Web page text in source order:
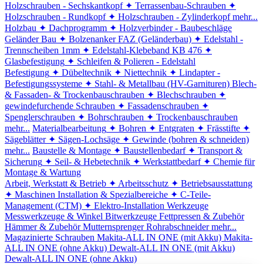
Holzschrauben - Sechskantkopf ✦ Terrassenbau-Schrauben ✦
Holzschrauben - Rundkopf ✦ Holzschrauben - Zylinderkopf mehr...
Holzbau ✦ Dachprogramm ✦ Holzverbinder - Baubeschläge
Geländer Bau ✦ Bolzenanker FAZ (Geländerbau) ✦ Edelstahl -
Trennscheiben 1mm ✦ Edelstahl-Klebeband KB 476 ✦
Glasbefestigung ✦ Schleifen & Polieren - Edelstahl
Befestigung ✦ Dübeltechnik ✦ Niettechnik ✦ Lindapter -
Befestigungssysteme ✦ Stahl- & Metallbau (HV-Garnituren) Blech-
& Fassaden- & Trockenbauschrauben ✦ Blechschrauben ✦
gewindefurchende Schrauben ✦ Fassadenschrauben ✦
Spenglerschrauben ✦ Bohrschrauben ✦ Trockenbauschrauben
mehr... Materialbearbeitung ✦ Bohren ✦ Entgraten ✦ Frässtifte ✦
Sägeblätter ✦ Sägen-Lochsäge ✦ Gewinde (bohren & schneiden)
mehr... Baustelle & Montage ✦ Baustellenbedarf ✦ Transport &
Sicherung ✦ Seil- & Hebetechnik ✦ Werkstattbedarf ✦ Chemie für
Montage & Wartung
Arbeit, Werkstatt & Betrieb ✦ Arbeitsschutz ✦ Betriebsausstattung
✦ Maschinen Installation & Spezialbereiche ✦ C-Teile-
Management (CTM) ✦ Elektro-Installation Werkzeuge
Messwerkzeuge & Winkel Bitwerkzeuge Fettpressen & Zubehör
Hämmer & Zubehör Mutternsprenger Rohrabschneider mehr...
Magazinierte Schrauben Makita-ALL IN ONE (mit Akku) Makita-
ALL IN ONE (ohne Akku) Dewalt-ALL IN ONE (mit Akku)
Dewalt-ALL IN ONE (ohne Akku)